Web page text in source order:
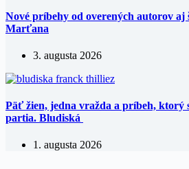
Nové príbehy od overených autorov aj
Marťana
3. augusta 2026
Päť žien, jedna vražda a príbeh, ktorý
partia. Bludiská
1. augusta 2026